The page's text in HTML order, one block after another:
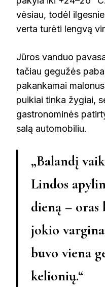
vėsiau, todėl
verta turėti lengvą
Jūros vanduo
tačiau gegužės
pakankamai
puikiai tinka žygiai,
gastronominės
salą automobiliu.
„Balandį
Lindos
dieną – oras
jokio
buvo viena
kelionių.“